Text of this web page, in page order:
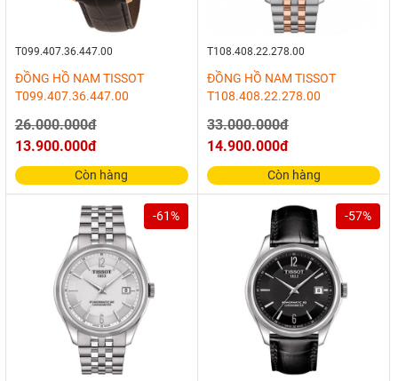
T099.407.36.447.00
ĐỒNG HỒ NAM TISSOT
T099.407.36.447.00
26.000.000đ
13.900.000đ
Còn hàng
T108.408.22.278.00
ĐỒNG HỒ NAM TISSOT
T108.408.22.278.00
33.000.000đ
14.900.000đ
Còn hàng
-61% -57%